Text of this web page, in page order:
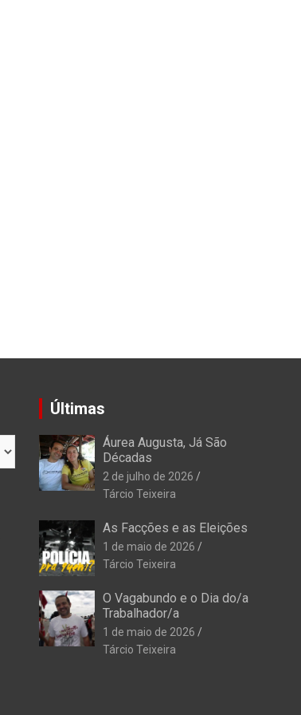
Últimas
Áurea Augusta, Já São
Décadas
2 de julho de 2026
Tárcio Teixeira
As Facções e as Eleições
1 de maio de 2026
Tárcio Teixeira
O Vagabundo e o Dia do/a
Trabalhador/a
1 de maio de 2026
Tárcio Teixeira